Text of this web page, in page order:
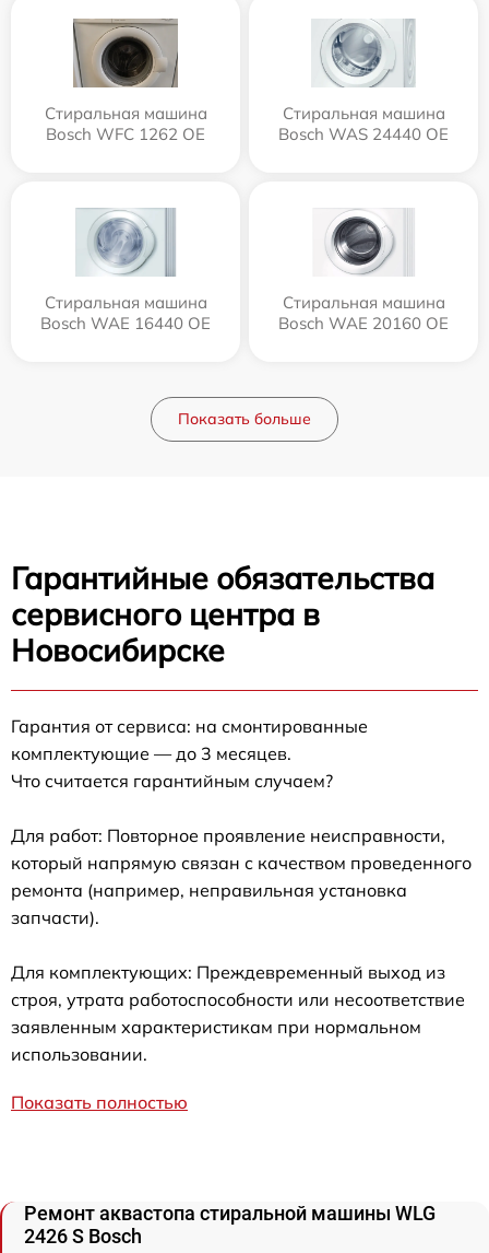
Стиральная машина
Bosch WFC 1262 OE
Стиральная машина
Bosch WAS 24440 OE
Стиральная машина
Bosch WAE 16440 OE
Стиральная машина
Bosch WAE 20160 OE
Показать больше
Гарантийные обязательства
сервисного центра в
Новосибирске
Гарантия от сервиса: на смонтированные
комплектующие — до 3 месяцев.
Что считается гарантийным случаем?
Для работ: Повторное проявление неисправности,
который напрямую связан с качеством проведенного
ремонта (например, неправильная установка
запчасти).
Для комплектующих: Преждевременный выход из
строя, утрата работоспособности или несоответствие
заявленным характеристикам при нормальном
использовании.
Показать полностью
Ремонт аквастопа стиральной машины WLG
2426 S Bosch